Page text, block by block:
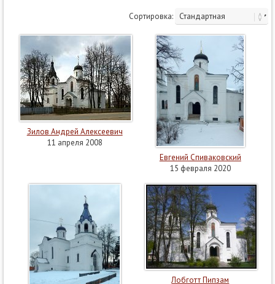
Сортировка:
Зилов Андрей Алексеевич
11 апреля 2008
Евгений Спиваковский
15 февраля 2020
Лобготт Пипзам